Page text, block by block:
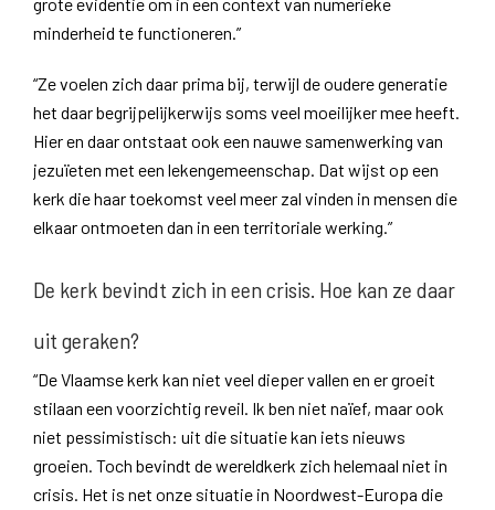
minderheid te functioneren.”
“Ze voelen zich daar prima bij, terwijl de oudere generatie
het daar begrijpelijkerwijs soms veel moeilijker mee heeft.
Hier en daar ontstaat ook een nauwe samenwerking van
jezuïeten met een lekengemeenschap. Dat wijst op een
kerk die haar toekomst veel meer zal vinden in mensen die
elkaar ontmoeten dan in een territoriale werking.”
De kerk bevindt zich in een crisis. Hoe kan ze daar
uit geraken?
“De Vlaamse kerk kan niet veel dieper vallen en er groeit
stilaan een voorzichtig reveil. Ik ben niet naïef, maar ook
niet pessimistisch: uit die situatie kan iets nieuws
groeien. Toch bevindt de wereldkerk zich helemaal niet in
crisis. Het is net onze situatie in Noordwest-Europa die